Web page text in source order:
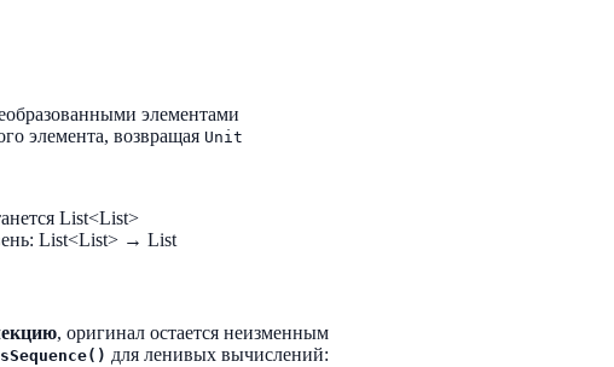
элементами
элемента, возвращая Unit
List<List>
List<List> → List
, оригинал остается неизменным
для ленивых вычислений: